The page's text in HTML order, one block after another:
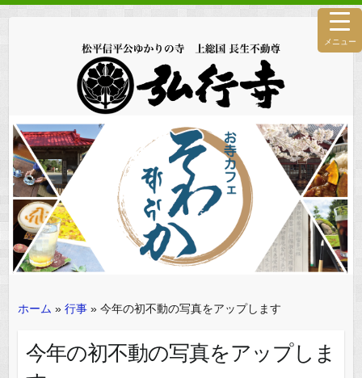
ホーム » 行事» 今年の初不動の写真をアップします
今年の初不動の写真をアップしま
メニュー